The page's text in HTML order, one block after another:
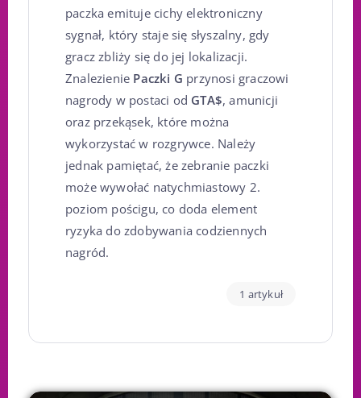
paczka emituje cichy elektroniczny
sygnał, który staje się słyszalny, gdy
gracz zbliży się do jej lokalizacji.
Znalezienie Paczki G przynosi graczowi
nagrody w postaci od GTA$, amunicji
oraz przekąsek, które można
wykorzystać w rozgrywce. Należy
jednak pamiętać, że zebranie paczki
może wywołać natychmiastowy 2.
poziom pościgu, co doda element
ryzyka do zdobywania codziennych
nagród.
1 artykuł